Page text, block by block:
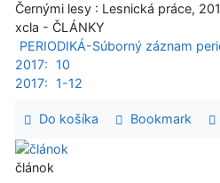
Černými lesy : Lesnická práce,
xcla - ČLÁNKY
PERIODIKÁ-Súborný záznam
2017:
10
2017:
1-12
Do košíka Bookmark
článok